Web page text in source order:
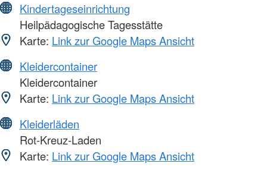
Kindertageseinrichtung
Heilpädagogische Tagesstätte
Karte: Link zur Google Maps Ansicht
Kleidercontainer
Kleidercontainer
Karte: Link zur Google Maps Ansicht
Kleiderläden
Rot-Kreuz-Laden
Karte: Link zur Google Maps Ansicht